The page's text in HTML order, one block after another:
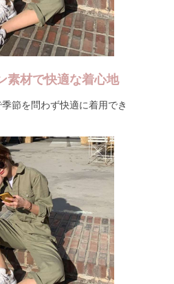
素材で快適な着心地
節を問わず快適に着用でき